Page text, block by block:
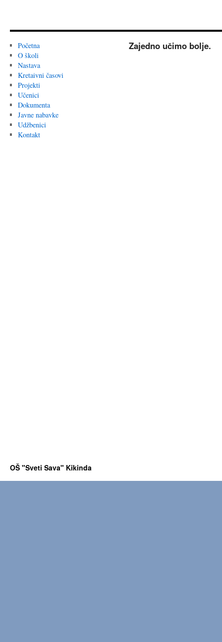
Početna
O školi
Nastava
Kretaivni časovi
Projekti
Učenici
Dokumenta
Javne nabavke
Udžbenici
Kontakt
Zajedno učimo bolje.
OŠ "Sveti Sava" Kikinda